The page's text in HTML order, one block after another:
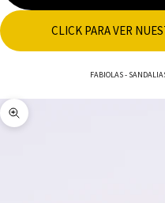
CLICK PARA VER
FABIOLAS-
Zoom